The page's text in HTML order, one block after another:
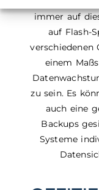
immer auf
auf Flash-
verschiedenen
einem
zu sein. Es
auch eine
Backups
Systeme